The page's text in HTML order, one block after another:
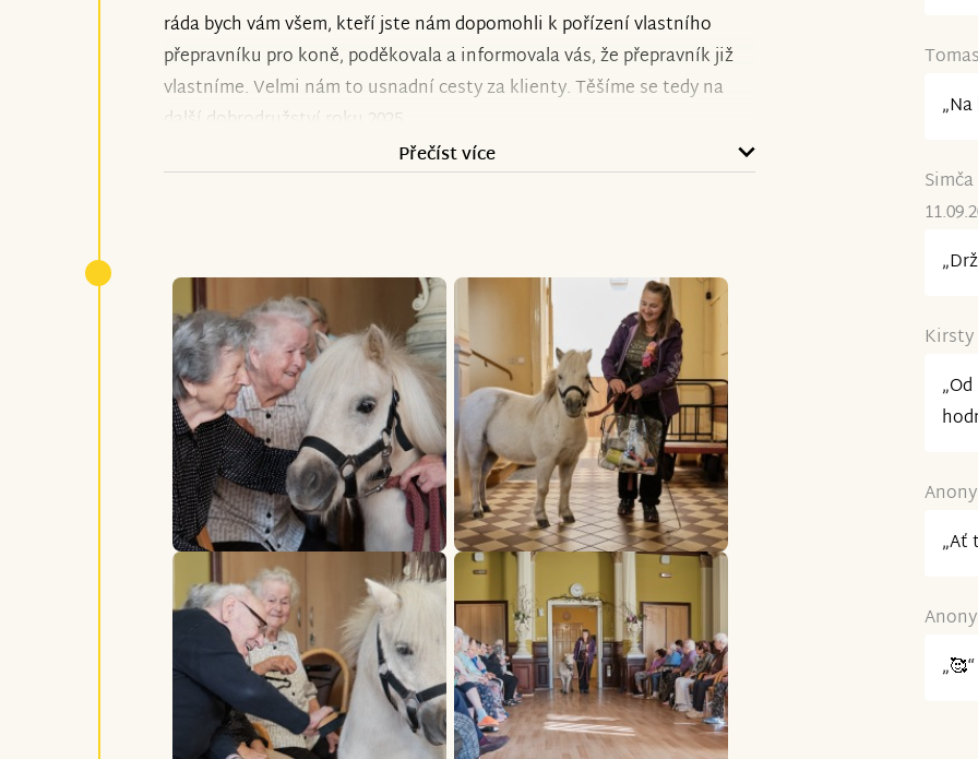
ráda bych vám všem, kteří jste nám dopomohli k pořízení vlastního
přepravníku pro koně, poděkovala a informovala vás, že přepravník již
vlastníme. Velmi nám to usnadní cesty za klienty. Těšíme se tedy na
další dobrodružství roku 2025.
Zachovejte nám přízeň a přejeme vámpohodové svátky!
Přečíst více
Kirsty
„Ať
„🥰“